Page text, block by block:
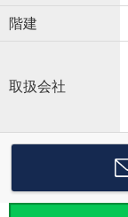
階建
取扱会社